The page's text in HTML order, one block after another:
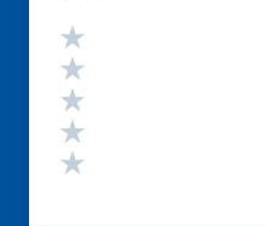
Valutazione